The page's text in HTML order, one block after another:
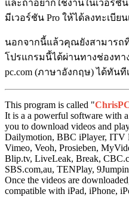
และถ้าอยากใช้งานในเวอร์ชั
มีเวอร์ชัน Pro ให้ได้ลงทะเบีย
นอกจากนี้แล้วคุณยังสามารถ
โปรแกรมนี้ได้ผ่านทางช่องทาง
pc.com (ภาษาอังกฤษ) ได้ทันที
This program is called "
It is a a powerful software with
you to download videos and
Dailymotion, BBC iPlayer, ITV
Vimeo, Veoh, Prosieben,
Blip.tv, LiveLeak, Break,
SBS.com,au, TENPlay,
Once the videos are
compatible with iPad, iPhone,